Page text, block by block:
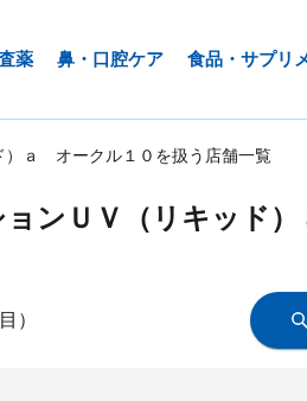
薬 鼻・口腔ケア 食品・サプリ
）ａ オークル１０を扱う店舗一覧
ンＵＶ（リキッド
）